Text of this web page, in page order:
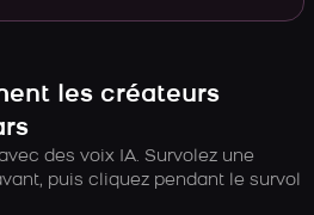
les créateurs
des voix IA. Survolez une
puis cliquez pendant le survol